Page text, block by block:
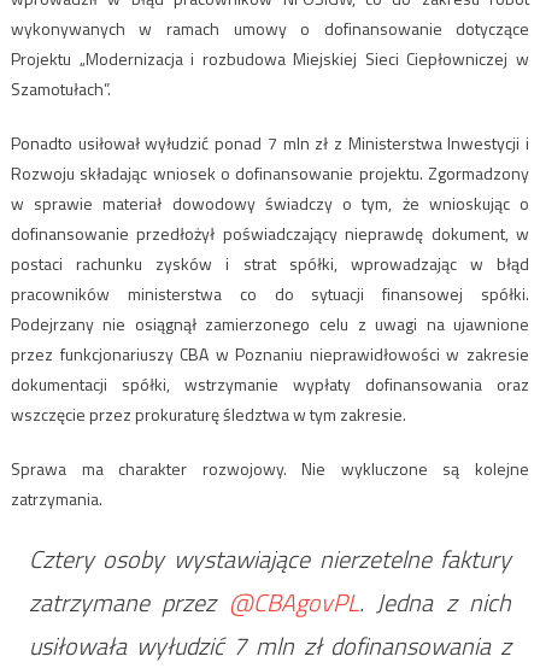
wykonywanych w ramach umowy o dofinansowanie dotyczące
Projektu „Modernizacja i rozbudowa Miejskiej Sieci Ciepłowniczej w
Szamotułach”.
Ponadto usiłował wyłudzić ponad 7 mln zł z Ministerstwa Inwestycji i
Rozwoju składając wniosek o dofinansowanie projektu. Zgormadzony
w sprawie materiał dowodowy świadczy o tym, że wnioskując o
dofinansowanie przedłożył poświadczający nieprawdę dokument, w
postaci rachunku zysków i strat spółki, wprowadzając w błąd
pracowników ministerstwa co do sytuacji finansowej spółki.
Podejrzany nie osiągnął zamierzonego celu z uwagi na ujawnione
przez funkcjonariuszy CBA w Poznaniu nieprawidłowości w zakresie
dokumentacji spółki, wstrzymanie wypłaty dofinansowania oraz
wszczęcie przez prokuraturę śledztwa w tym zakresie.
Sprawa ma charakter rozwojowy. Nie wykluczone są kolejne
zatrzymania.
Cztery osoby wystawiające nierzetelne faktury
zatrzymane przez @CBAgovPL. Jedna z nich
usiłowała wyłudzić 7 mln zł dofinansowania z